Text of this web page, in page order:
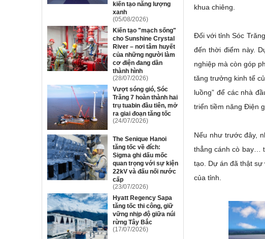
kiến tạo năng lượng
xanh
(05/08/2026)
Kiến tạo "mạch sống"
cho Sunshine Crystal
River – nơi tâm huyết
của những người làm
cơ điện đang dần
thành hình
(28/07/2026)
Vượt sóng gió, Sóc
Trăng 7 hoàn thành hai
trụ tuabin đầu tiên, mở
ra giai đoạn tăng tốc
(24/07/2026)
The Senique Hanoi
tăng tốc về đích:
Sigma ghi dấu mốc
quan trọng với sự kiện
22kV và đấu nối nước
cấp
(23/07/2026)
Hyatt Regency Sapa
tăng tốc thi công, giữ
vững nhịp độ giữa núi
rừng Tây Bắc
(17/07/2026)
khua chiêng.
Đối với tỉnh Sóc
đến thời điểm này.
nghiệp mà còn góp
tăng trưởng kinh tế
luồng” để các nhà
triển tiềm năng Điện
Nếu như trước đây,
thẳng cánh cò bay…
tạo. Dự án đã thật
của tỉnh.